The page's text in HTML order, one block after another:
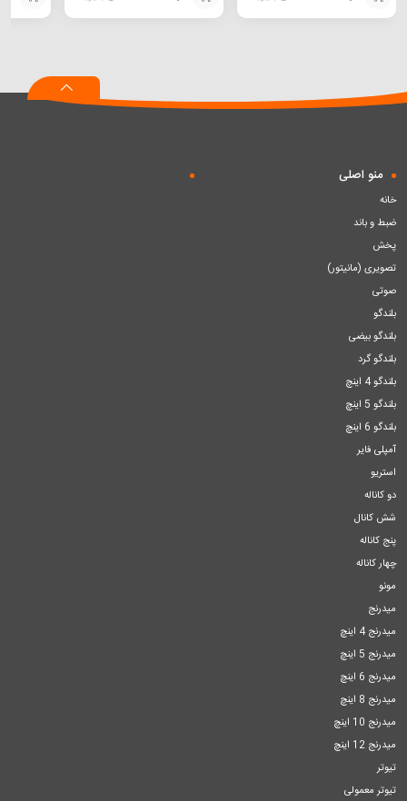
افزودن
افزودن
افزودن
سبد
منو اصلی
خانه
ضبط و باند
پخش
تصویری (مانیتور)
صوتی
بلندگو
بلندگو بیضی
بلندگو گرد
بلندگو 4 اینچ
بلندگو 5 اینچ
بلندگو 6 اینچ
آمپلی فایر
استریو
دو کاناله
شش کانال
پنج کاناله
چهار کاناله
مونو
میدرنج
میدرنج 4 اینچ
میدرنج 5 اینچ
میدرنج 6 اینچ
میدرنج 8 اینچ
میدرنج 10 اینچ
میدرنج 12 اینچ
تیوتر
تیوتر معمولی